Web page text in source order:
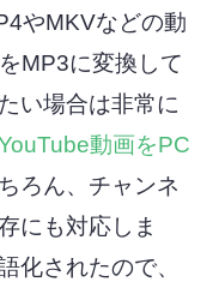
やMKVなどの動
MP3に変換して
い場合は非常に
動画をPC
ろん、チャンネ
にも対応しま
化されたので、